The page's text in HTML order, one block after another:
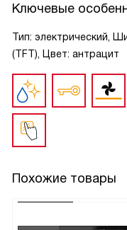
Ключевые
Тип: электрический,
(TFT), Цвет: антрацит
Похожие товары